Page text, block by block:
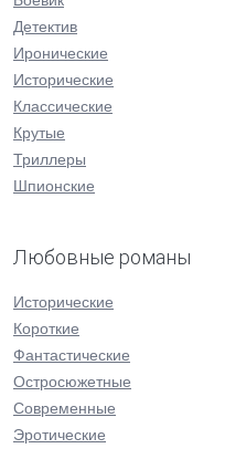
Детектив
Иронические
Исторические
Классические
Крутые
Триллеры
Шпионские
Любовные романы
Исторические
Короткие
Фантастические
Остросюжетные
Современные
Эротические